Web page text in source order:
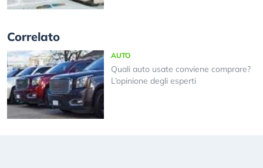
Correlato
AUTO
Quali auto usate conviene comprare?
L’opinione degli esperti